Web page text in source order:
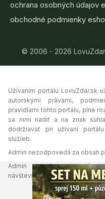
ochrana osobných údajov
obchodné podmienky
© 2006 - 2026
Užívaním portálu LovuZdar.sk
autorskými právami,
pravidlami tohto portálu, plne
sa nimi riadiť a na znak
dodržiavať pri užívaní
služieb.
Admin nezodpovedá za obsah
Admin si vyhradzuje právo
návštevníkmi portálu, ak tak